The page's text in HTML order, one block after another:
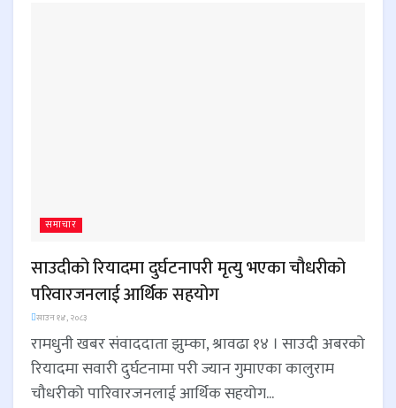
समाचार
साउदीको रियादमा दुर्घटनापरी मृत्यु भएका चौधरीको
परिवारजनलाई आर्थिक सहयोग
साउन १४, २०८३
रामधुनी खबर संवाददाता झुम्का, श्रावढा १४ । साउदी अबरको
रियादमा सवारी दुर्घटनामा परी ज्यान गुमाएका कालुराम
चौधरीको पारिवारजनलाई आर्थिक सहयोग...